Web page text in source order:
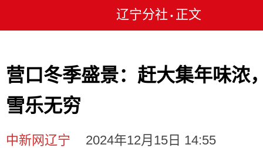
辽宁分社 • 正文
营口冬季盛景：赶大集年味浓
雪乐无穷
中新网辽宁 2024年12月15日 14:55